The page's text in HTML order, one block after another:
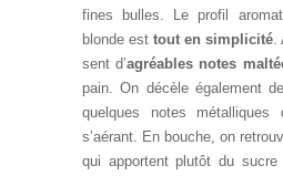
fines bulles. Le profil
blonde est tout en simplicité.
sent d’agréables notes
pain. On décèle également
quelques notes métalliques
s’aérant. En bouche, on
qui apportent plutôt du sucre